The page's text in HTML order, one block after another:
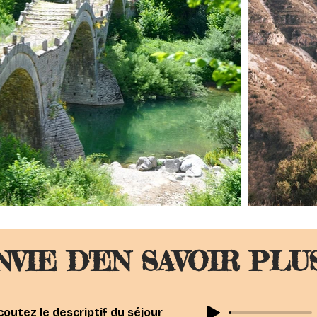
D'EN SAVOIR
le descriptif du séjour